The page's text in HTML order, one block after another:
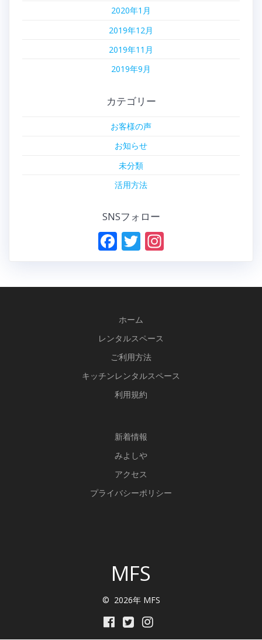
2020年1月
2019年12月
2019年11月
2019年9月
カテゴリー
お客様の声
お知らせ
未分類
活用方法
SNSフォロー
F
o
o
k
T
ホーム
レンタルスペース
ご利用方法
キッチンレンタルスペース
利用規約
新着情報
みよしや
アクセス
プライバシーポリシー
MFS
© 2026年 MFS